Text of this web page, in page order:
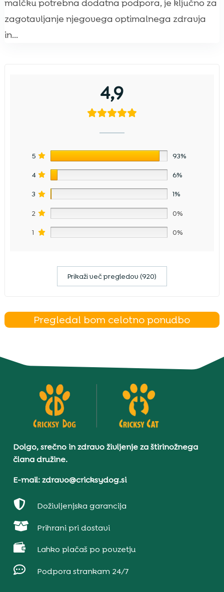
malčku potrebna dodatna podpora, je ključno za
zagotavljanje njegovega optimalnega zdravja
in...
4,9
5 93%
4 6%
3 1%
2 0%
1 0%
Prikaži več pregledov (920)
Pregledal bom celotno ponudbo
Dolgo, srečno in zdravo življenje za štirinožnega
člana družine.
E-mail: zdravo@cricksydog.si
 Doživljenjska garancija
 Prihrani pri dostavi
 Lahko plačaš po povzetju
 Podpora strankam 24/7